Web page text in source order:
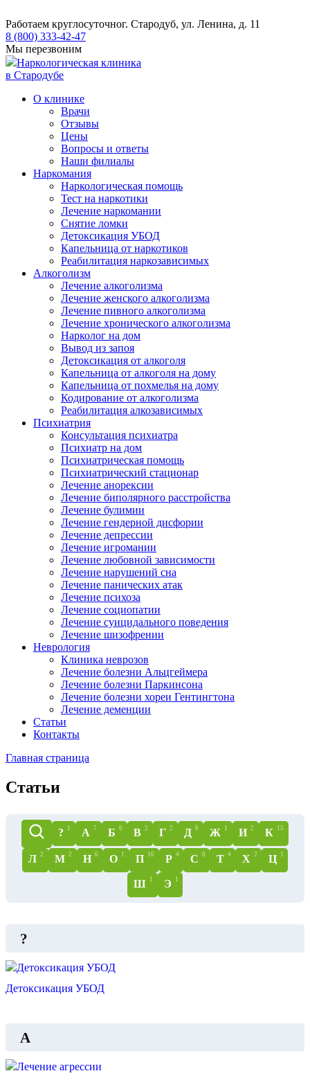
Работаем круглосуточног. Стародуб, ул. Ленина, д. 11
8 (800) 333-42-47
Мы перезвоним
Наркологическая клиника
в Стародубе
О клинике
Врачи
Отзывы
Цены
Вопросы и ответы
Наши филиалы
Наркомания
Наркологическая помощь
Тест на наркотики
Лечение наркомании
Снятие ломки
​​Детоксикация УБОД
Капельница от наркотиков
Реабилитация наркозависимых
Алкоголизм
Лечение алкоголизма
Лечение женского алкоголизма
Лечение пивного алкоголизма
Лечение хронического алкоголизма
Нарколог на дом
Вывод из запоя
Детоксикация от алкоголя
Капельница от алкоголя на дому
Капельница от похмелья на дому
Кодирование от алкоголизма
Реабилитация алкозависимых
Психиатрия
Консультация психиатра
Психиатр на дом
Психиатрическая помощь
Психиатрический стационар
Лечение анорексии
Лечение биполярного расстройства
Лечение булимии
Лечение гендерной дисфории
Лечение депрессии
Лечение игромании
Лечение любовной зависимости
Лечение нарушений сна
Лечение панических атак
Лечение психоза
Лечение социопатии
Лечение суицидального поведения
Лечение шизофрении
Неврология
Клиника неврозов
Лечение болезни Альцгеймера
Лечение болезни Паркинсона
Лечение болезни хореи Гентингтона
Лечение деменции
Статьи
Контакты
Главная страница
Статьи
? 1 А 7 Б 6 В 2 Г 2 Д 6 Ж 1 И 2 К 15
Л 2 М 2 Н 6 О 1 П 16 Р 4 С 8 Т 4 Х 2 Ц 1
Ш 1 Э 1
?
​​Детоксикация УБОД
А